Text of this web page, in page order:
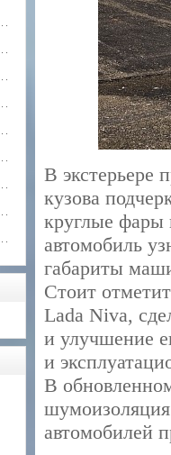
В экстерьере
кузова
круглые фары
автомобиль
габариты
Стоит
Lada Niva,
и улучшение
и
В
шумоизоляция
автомобилей